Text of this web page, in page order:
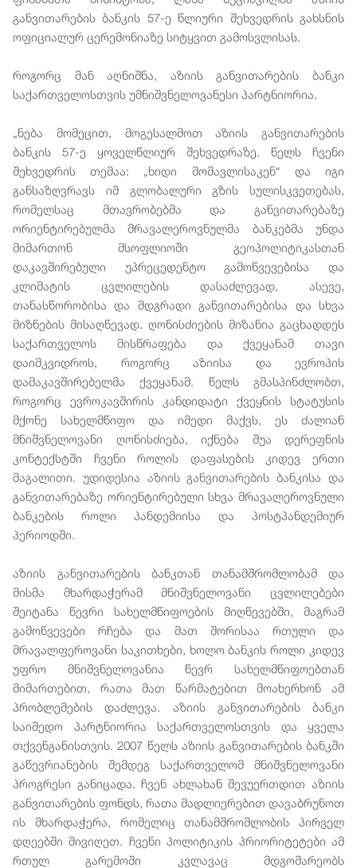
განვითარების ბანკის 57-ე წლიური შეხვედრის გახსნის
ოფიციალურ ცერემონიაზე სიტყვით გამოსვლისას.
როგორც მან აღნიშნა, აზიის განვითარების ბანკი
საქართველოსთვის უმნიშვნელოვანესი პარტნიორია.
„ნება მომეცით, მოგესალმოთ აზიის განვითარების
ბანკის 57-ე ყოველწლიურ შეხვედრაზე. წელს ჩვენი
შეხვედრის თემაა: „ხიდი მომავლისაკენ“ და იგი
განსაზღვრავს იმ გლობალური გზის სულისკვეთებას,
რომელსაც მთავრობებმა და განვითარებაზე
ორიენტირებულმა მრავალეროვნულმა ბანკებმა უნდა
მიმართონ მსოფლიოში გეოპოლიტიკასთან
დაკავშირებული უპრეცედენტო გამოწვევებისა და
კლიმატის ცვლილების დასაძლევად, ასევე,
თანასწორობისა და მდგრადი განვითარებისა და სხვა
მიზნების მისაღწევად. ღონისძიების მიზანია გაცხადდეს
საქართველოს მისწრაფება და ქვეყანამ თავი
დაიმკვიდროს, როგორც აზიისა და ევროპის
დამაკავშირებელმა ქვეყანამ. წელს გმასპინძლობთ,
როგორც ევროკავშირის კანდიდატი ქვეყნის სტატუსის
მქონე სახელმწიფო და იმედი მაქვს, ეს ძალიან
მნიშვნელოვანი ღონისძიება, იქნება შუა დერეფნის
კონტექსტში ჩვენი როლის დაფასების კიდევ ერთი
მაგალითი. უდიდესია აზიის განვითარების ბანკისა და
განვითარებაზე ორიენტირებული სხვა მრავალეროვნული
ბანკების როლი პანდემიისა და პოსტპანდემიურ
პერიოდში.
აზიის განვითარების ბანკთან თანამშრომლობამ და
მისმა მხარდაჭერამ მნიშვნელოვანი ცვლილებები
შეიტანა წევრი სახელმწიფოების მიღწევებში, მაგრამ
გამოწვევები რჩება და მათ შორისაა რთული და
მრავალფეროვანი საკითხები, ხოლო ბანკის როლი კიდევ
უფრო მნიშვნელოვანია წევრ სახელმწიფოებთან
მიმართებით, რათა მათ წარმატებით მოახერხონ ამ
პრობლემების დაძლევა. აზიის განვითარების ბანკი
საიმედო პარტნიორია საქართველოსთვის და ყველა
თქვენგანისთვის. 2007 წელს აზიის განვითარების ბანკში
გაწევრიანების შემდეგ საქართველომ მნიშვნელოვანი
პროგრესი განიცადა. ჩვენ ახლახან შევუერთდით აზიის
განვითარების ფონდს, რათა მადლიერებით დავაბრუნოთ
ის მხარდაჭერა, რომელიც თანამშრომლობის პირველ
დღეებში მივიღეთ. ჩვენი პოლიტიკის პრიორიტეტები ამ
რთულ გარემოში კვლავაც მდგომარეობს